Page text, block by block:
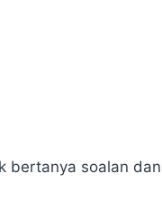
bertanya soalan